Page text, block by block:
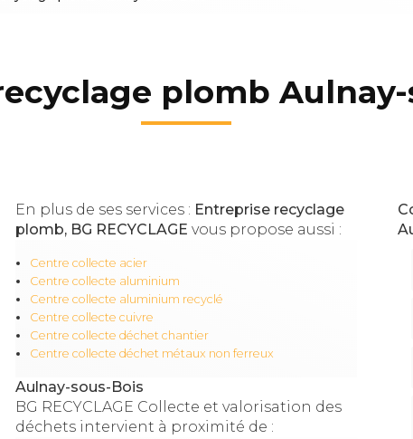
plomb
En plus de ses services : Entreprise recyclage
plomb, BG RECYCLAGE vous propose aussi :
Centre collecte acier
Centre collecte aluminium
Centre collecte aluminium recyclé
Centre collecte cuivre
Centre collecte déchet chantier
Centre collecte déchet métaux non ferreux
Aulnay-sous-Bois
BG RECYCLAGE Collecte et valorisation des
déchets intervient à proximité de :